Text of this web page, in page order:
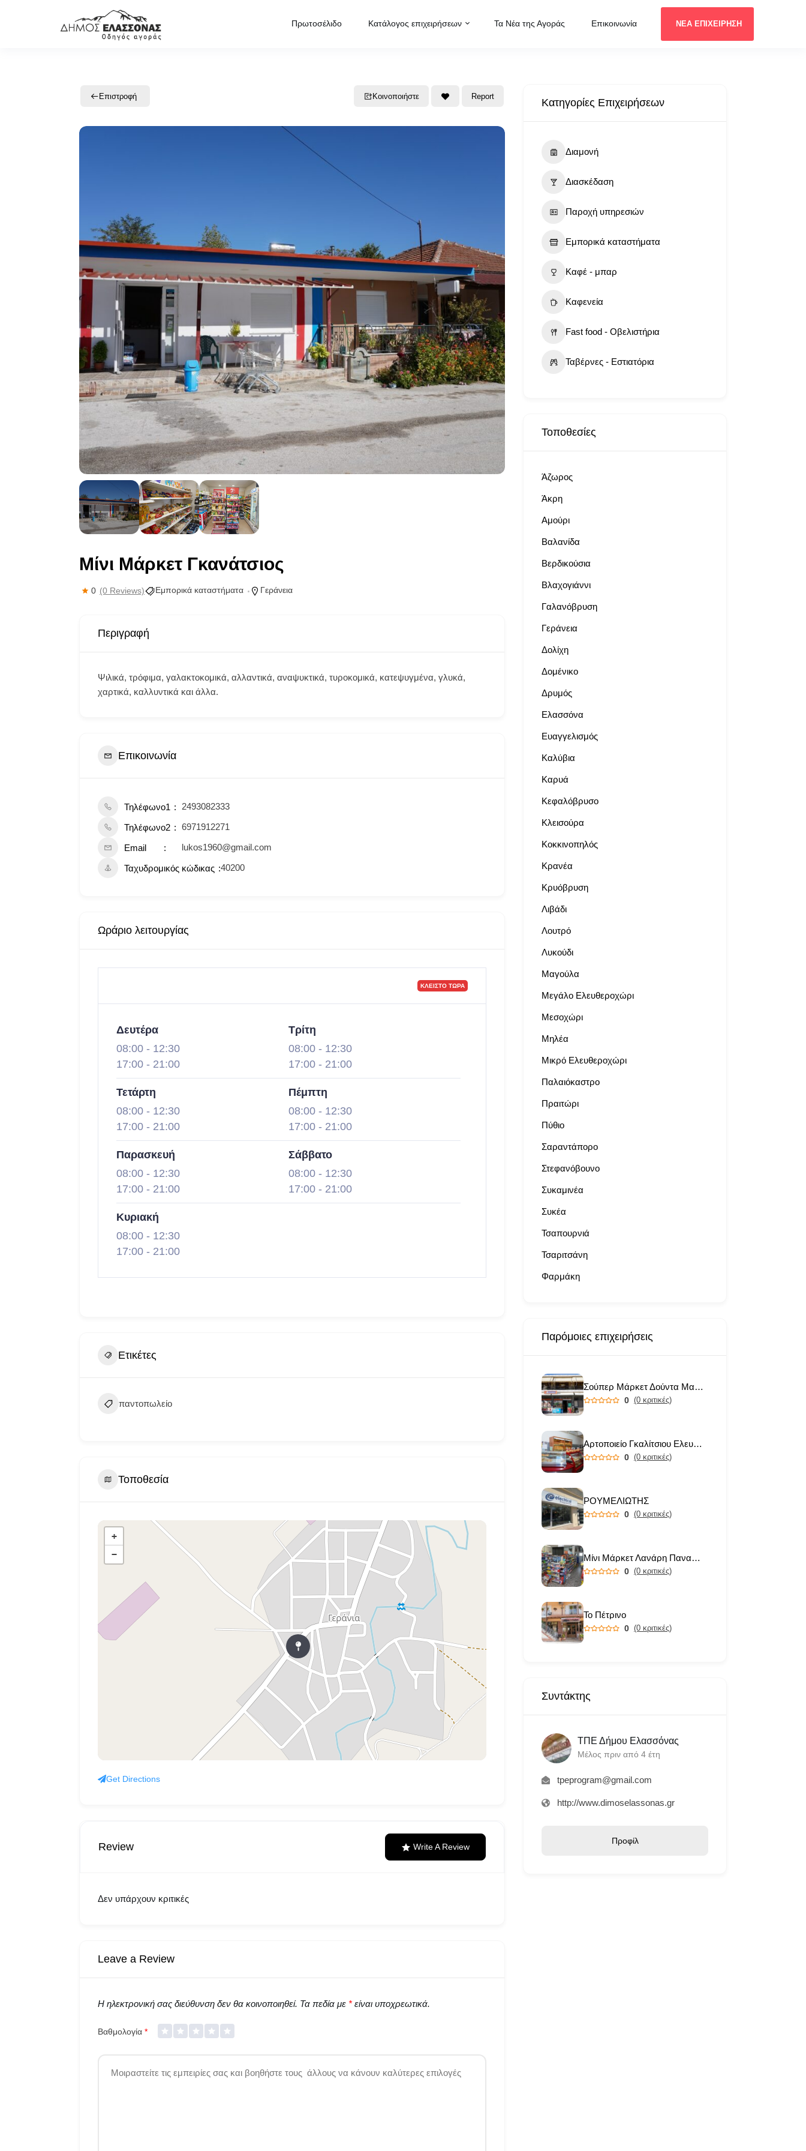
Πρωτοσέλιδο Κατάλογος επιχειρήσεων Τα Νέα της Αγοράς Επικοινωνία ΝΕΑ ΕΠΙΧΕΙΡΗΣΗ
Επιστροφή Κοινοποιήστε Report
Μίνι Μάρκετ Γκανάτσιος
0 (0 Reviews) Εμπορικά καταστήματα Γεράνεια
Περιγραφή
Ψιλικά, τρόφιμα, γαλακτοκομικά, αλλαντικά, αναψυκτικά, τυροκομικά, κατεψυγμένα, γλυκά,
χαρτικά, καλλυντικά και άλλα.
Επικοινωνία
Τηλέφωνο1 2493082333
Τηλέφωνο2 6971912271
Email lukos1960@gmail.com
Ταχυδρομικός κώδικας 40200
Ωράριο λειτουργίας
ΚΛΕΙΣΤΌ ΤΏΡΑ
Δευτέρα
08:00 - 12:30
17:00 - 21:00
Τρίτη
08:00 - 12:30
17:00 - 21:00
Τετάρτη
08:00 - 12:30
17:00 - 21:00
Πέμπτη
08:00 - 12:30
17:00 - 21:00
Παρασκευή
08:00 - 12:30
17:00 - 21:00
Σάββατο
08:00 - 12:30
17:00 - 21:00
Κυριακή
08:00 - 12:30
17:00 - 21:00
Ετικέτες
παντοπωλείο
Τοποθεσία
+
−
Get Directions
Review Write A Review
Δεν υπάρχουν κριτικές
Leave a Review
Η ηλεκτρονική σας διεύθυνση δεν θα κοινοποιηθεί. Τα πεδία με * είναι υποχρεωτικά.
Βαθμολογία *
Κατηγορίες Επιχειρήσεων
Διαμονή
Διασκέδαση
Παροχή υπηρεσιών
Εμπορικά καταστήματα
Καφέ - μπαρ
Καφενεία
Fast food - Οβελιστήρια
Ταβέρνες - Εστιατόρια
Τοποθεσίες
Άζωρος
Άκρη
Αμούρι
Βαλανίδα
Βερδικούσια
Βλαχογιάννι
Γαλανόβρυση
Γεράνεια
Δολίχη
Δομένικο
Δρυμός
Ελασσόνα
Ευαγγελισμός
Καλύβια
Καρυά
Κεφαλόβρυσο
Κλεισούρα
Κοκκινοπηλός
Κρανέα
Κρυόβρυση
Λιβάδι
Λουτρό
Λυκούδι
Μαγούλα
Μεγάλο Ελευθεροχώρι
Μεσοχώρι
Μηλέα
Μικρό Ελευθεροχώρι
Παλαιόκαστρο
Πραιτώρι
Πύθιο
Σαραντάπορο
Στεφανόβουνο
Συκαμινέα
Συκέα
Τσαπουρνιά
Τσαριτσάνη
Φαρμάκη
Παρόμοιες επιχειρήσεις
Σούπερ Μάρκετ Δούντα Μαριάνθη
0 (0 κριτικές)
Αρτοποιείο Γκαλίτσιου Ελευθερία
0 (0 κριτικές)
ΡΟΥΜΕΛΙΩΤΗΣ
0 (0 κριτικές)
Μίνι Μάρκετ Λανάρη Παναγιώτα
0 (0 κριτικές)
Το Πέτρινο
0 (0 κριτικές)
Συντάκτης
ΤΠΕ Δήμου Ελασσόνας
Μέλος πριν από 4 έτη
tpeprogram@gmail.com
http://www.dimoselassonas.gr
Προφίλ